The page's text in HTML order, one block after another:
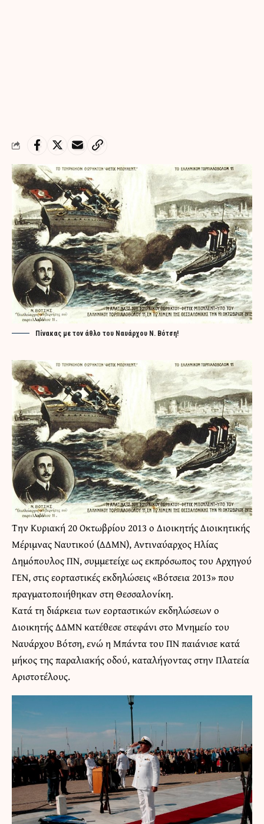
Πίνακας με τον άθλο του Ναυάρχου Ν. Βότση!
Την Κυριακή 20 Οκτωβρίου 2013 ο Διοικητής Διοικητικής
Μέριμνας Ναυτικού (ΔΔΜΝ), Αντιναύαρχος Ηλίας
Δημόπουλος ΠΝ, συμμετείχε ως εκπρόσωπος του Αρχηγού
ΓΕΝ, στις εορταστικές εκδηλώσεις «Βότσεια 2013» που
πραγματοποιήθηκαν στη Θεσσαλονίκη.
Κατά τη διάρκεια των εορταστικών εκδηλώσεων ο
Διοικητής ΔΔΜΝ κατέθεσε στεφάνι στο Μνημείο του
Ναυάρχου Βότση, ενώ η Μπάντα του ΠΝ παιάνισε κατά
μήκος της παραλιακής οδού, καταλήγοντας στην Πλατεία
Αριστοτέλους.